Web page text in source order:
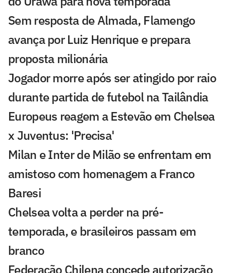
Sem resposta de Almada, Flamengo
avança por Luiz Henrique e prepara
proposta milionária
Jogador morre após ser atingido por raio
durante partida de futebol na Tailândia
Europeus reagem a Estevão em Chelsea
x Juventus: 'Precisa'
Milan e Inter de Milão se enfrentam em
amistoso com homenagem a Franco
Baresi
Chelsea volta a perder na pré-
temporada, e brasileiros passam em
branco
Federação Chilena concede autorização